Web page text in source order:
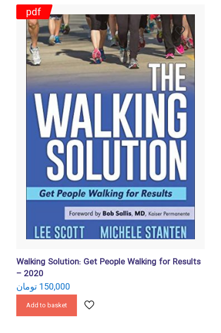
Walking Solution: Get People Walking for Results
– 2020
150,000 تومان
Add to basket
pdf